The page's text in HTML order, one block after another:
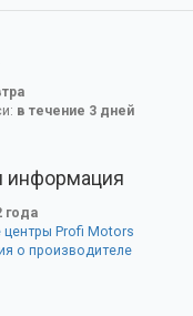
в течение 3 дней
информация
года
Profi Motors
о производителе